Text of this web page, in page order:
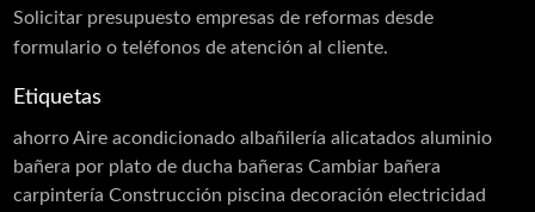
Revestimiento monocapa
Carpinterias
Acero Inoxidable
Solicitar presupuestoempresas de reformas desde
formulario o teléfonos de atención al cliente.
Etiquetas
ahorro Aire acondicionado albañilería alicatados aluminio
bañera por plato de ducha bañeras Cambiar bañera
carpintería Construcción piscina decoración electricidad